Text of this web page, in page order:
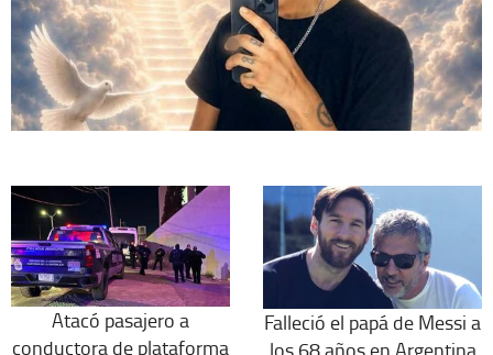
Atacó pasajero a
conductora de plataforma
Falleció el papá de Messi a
los 68 años en Argentina